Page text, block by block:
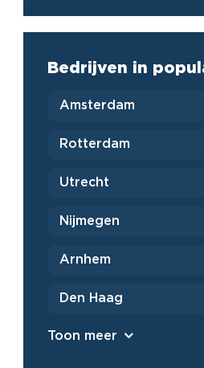
Bedrijven in
Amsterdam
Rotterdam
Utrecht
Nijmegen
Arnhem
Den Haag
Toon meer